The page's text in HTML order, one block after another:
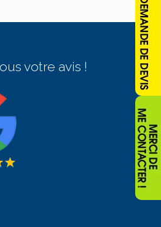
votre avis !